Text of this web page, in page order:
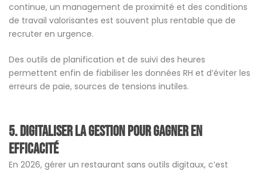
continue, un management de proximité et des conditions
de travail valorisantes est souvent plus rentable que de
recruter en urgence.
Des outils de planification et de suivi des heures
permettent enfin de fiabiliser les données RH et d’éviter les
erreurs de paie, sources de tensions inutiles.
5. Digitaliser la gestion pour gagner en
efficacité
En 2026, gérer un restaurant sans outils digitaux, c’est